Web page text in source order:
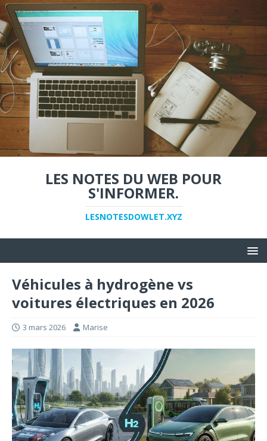
LES NOTES DU WEB POUR
S'INFORMER.
LESNOTESDOWLET.XYZ
Véhicules à hydrogène vs
voitures électriques en 2026
3 mars 2026 Marise